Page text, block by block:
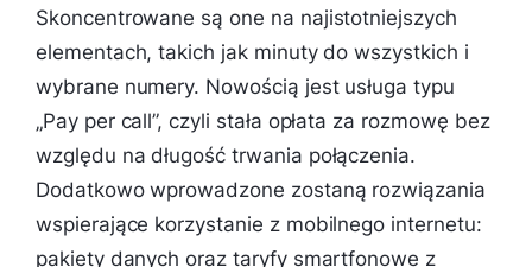
Skoncentrowane są one na najistotniejszych
elementach, takich jak minuty do wszystkich i
wybrane numery. Nowością jest usługa typu
„Pay per call”, czyli stała opłata za rozmowę bez
względu na długość trwania połączenia.
Dodatkowo wprowadzone zostaną rozwiązania
wspierające korzystanie z mobilnego internetu:
pakiety danych oraz taryfy smartfonowe z